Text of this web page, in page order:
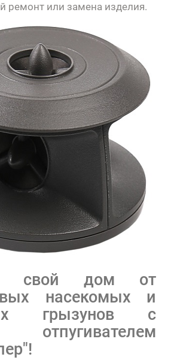
ремонт или замена изделия.
свой дом от
насекомых и
грызунов с